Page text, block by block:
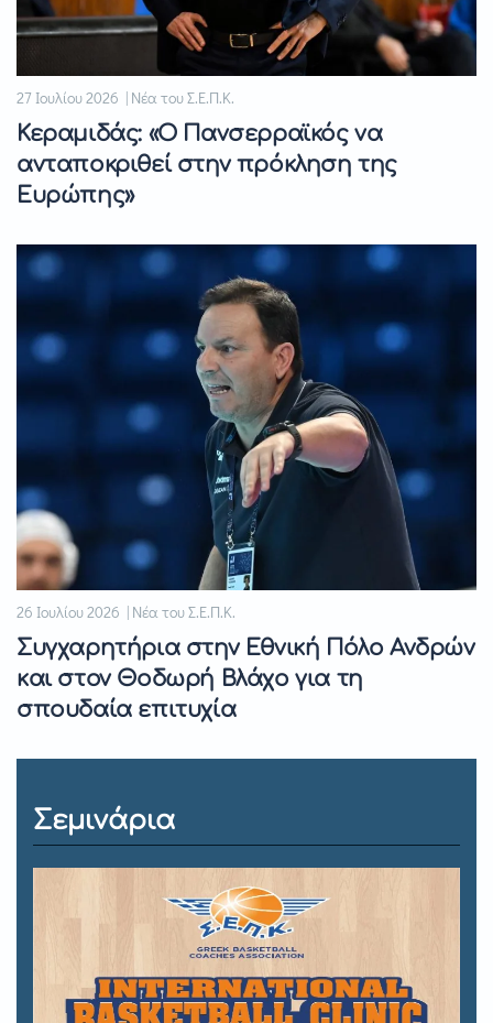
27 Ιουλίου 2026 | Νέα του Σ.Ε.Π.Κ.
Κεραμιδάς: «Ο Πανσερραϊκός να
ανταποκριθεί στην πρόκληση της
Ευρώπης»
26 Ιουλίου 2026 | Νέα του Σ.Ε.Π.Κ.
Συγχαρητήρια στην Εθνική Πόλο Ανδρών
και στον Θοδωρή Βλάχο για τη
σπουδαία επιτυχία
Σεμινάρια